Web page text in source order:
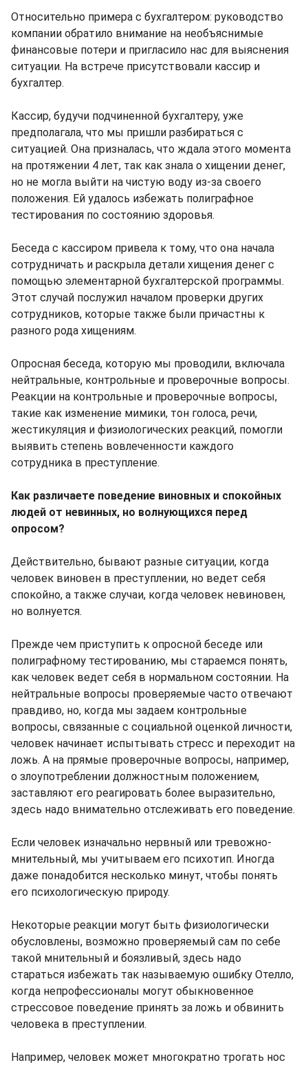
Относительно примера с бухгалтером: руководство
компании обратило внимание на необъяснимые
финансовые потери и пригласило нас для выяснения
ситуации. На встрече присутствовали кассир и
бухгалтер.
Кассир, будучи подчиненной бухгалтеру, уже
предполагала, что мы пришли разбираться с
ситуацией. Она призналась, что ждала этого момента
на протяжении 4 лет, так как знала о хищении денег,
но не могла выйти на чистую воду из-за своего
положения. Ей удалось избежать полиграфное
тестирования по состоянию здоровья.
Беседа с кассиром привела к тому, что она начала
сотрудничать и раскрыла детали хищения денег с
помощью элементарной бухгалтерской программы.
Этот случай послужил началом проверки других
сотрудников, которые также были причастны к
разного рода хищениям.
Опросная беседа, которую мы проводили, включала
нейтральные, контрольные и проверочные вопросы.
Реакции на контрольные и проверочные вопросы,
такие как изменение мимики, тон голоса, речи,
жестикуляция и физиологических реакций, помогли
выявить степень вовлеченности каждого
сотрудника в преступление.
Как различаете поведение виновных и спокойных
людей от невинных, но волнующихся перед
опросом?
Действительно, бывают разные ситуации, когда
человек виновен в преступлении, но ведет себя
спокойно, а также случаи, когда человек невиновен,
но волнуется.
Прежде чем приступить к опросной беседе или
полиграфному тестированию, мы стараемся понять,
как человек ведет себя в нормальном состоянии. На
нейтральные вопросы проверяемые часто отвечают
правдиво, но, когда мы задаем контрольные
вопросы, связанные с социальной оценкой личности,
человек начинает испытывать стресс и переходит на
ложь. А на прямые проверочные вопросы, например,
о злоупотреблении должностным положением,
заставляют его реагировать более выразительно,
здесь надо внимательно отслеживать его поведение.
Если человек изначально нервный или тревожно-
мнительный, мы учитываем его психотип. Иногда
даже понадобится несколько минут, чтобы понять
его психологическую природу.
Некоторые реакции могут быть физиологически
обусловлены, возможно проверяемый сам по себе
такой мнительный и боязливый, здесь надо
стараться избежать так называемую ошибку Отелло,
когда непрофессионалы могут обыкновенное
стрессовое поведение принять за ложь и обвинить
человека в преступлении.
Например, человек может многократно трогать нос